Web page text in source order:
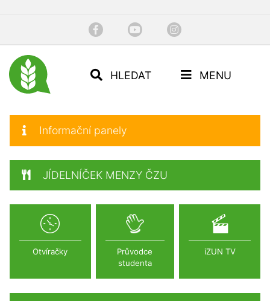
HLEDAT MENU
Informační panely
JÍDELNÍČEK MENZY ČZU
Otvíračky
Průvodce
studenta
iZUN TV